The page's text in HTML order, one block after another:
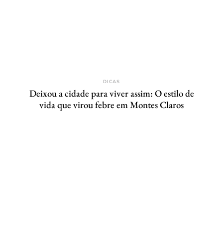
DICAS
Deixou a cidade para viver assim: O estilo de
vida que virou febre em Montes Claros